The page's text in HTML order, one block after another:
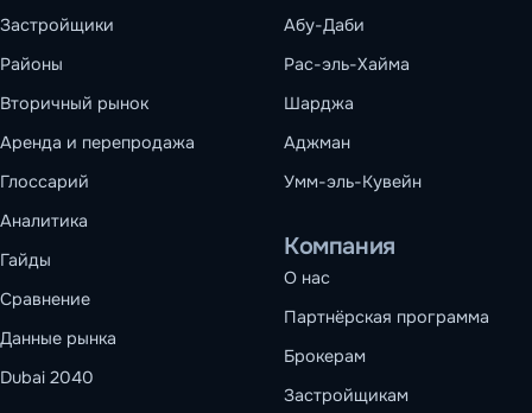
Застройщики
Районы
Вторичный рынок
Аренда и перепродажа
Глоссарий
Аналитика
Гайды
Сравнение
Данные рынка
Dubai 2040
Абу-Даби
Рас-эль-Хайма
Шарджа
Аджман
Умм-эль-Кувейн
Компания
О нас
Партнёрская программа
Брокерам
Застройщикам